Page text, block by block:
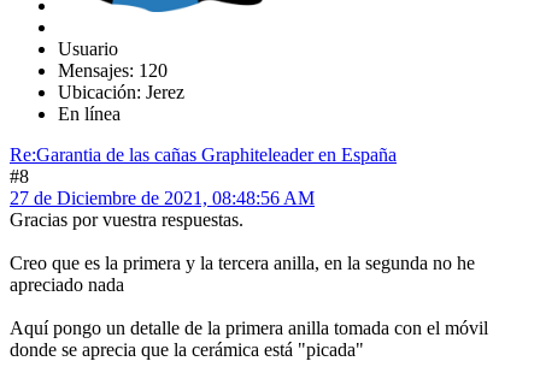
Usuario
Mensajes: 120
Ubicación: Jerez
En línea
Re:Garantia de las cañas Graphiteleader en España
#8
27 de Diciembre de 2021, 08:48:56 AM
Gracias por vuestra respuestas.
Creo que es la primera y la tercera anilla, en la segunda no he
apreciado nada
Aquí pongo un detalle de la primera anilla tomada con el móvil
donde se aprecia que la cerámica está "picada"